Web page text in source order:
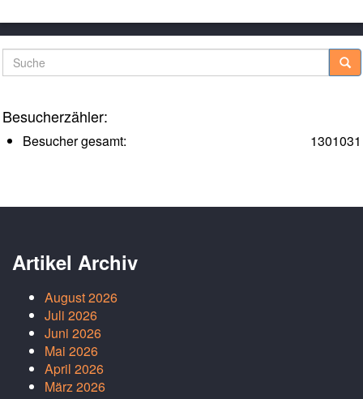
Suche
Besucherzähler:
1301031
Besucher gesamt:
Artikel Archiv
August 2026
Juli 2026
Juni 2026
Mai 2026
April 2026
März 2026